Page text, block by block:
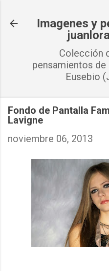
Imagenes y
Colección
pensamientos
Eusebio
Fondo de Pantalla
Lavigne
noviembre 06, 2013